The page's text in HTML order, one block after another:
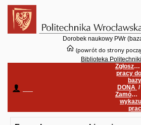
Dorobek naukowy PWr
(powrót do strony
Biblioteka
pracy do
bazy
DONA /
wykazu
prac